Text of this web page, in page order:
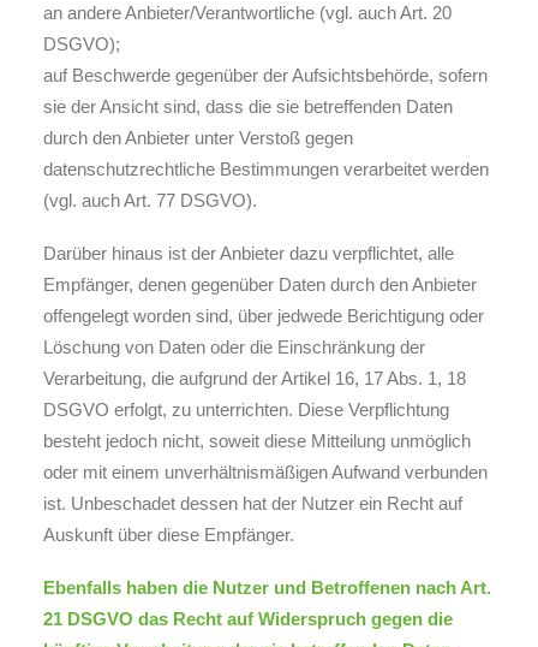
an andere Anbieter/Verantwortliche (vgl. auch Art. 20
DSGVO);
auf Beschwerde gegenüber der Aufsichtsbehörde, sofern
sie der Ansicht sind, dass die sie betreffenden Daten
durch den Anbieter unter Verstoß gegen
datenschutzrechtliche Bestimmungen verarbeitet werden
(vgl. auch Art. 77 DSGVO).
Darüber hinaus ist der Anbieter dazu verpflichtet, alle
Empfänger, denen gegenüber Daten durch den Anbieter
offengelegt worden sind, über jedwede Berichtigung oder
Löschung von Daten oder die Einschränkung der
Verarbeitung, die aufgrund der Artikel 16, 17 Abs. 1, 18
DSGVO erfolgt, zu unterrichten. Diese Verpflichtung
besteht jedoch nicht, soweit diese Mitteilung unmöglich
oder mit einem unverhältnismäßigen Aufwand verbunden
ist. Unbeschadet dessen hat der Nutzer ein Recht auf
Auskunft über diese Empfänger.
Ebenfalls haben die Nutzer und Betroffenen nach Art.
21 DSGVO das Recht auf Widerspruch gegen die